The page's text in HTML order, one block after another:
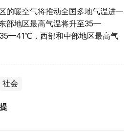
的暖空气将推动全国多地气温进一
部地区最高气温将升至35—
，西部和中部地区最高气
社会